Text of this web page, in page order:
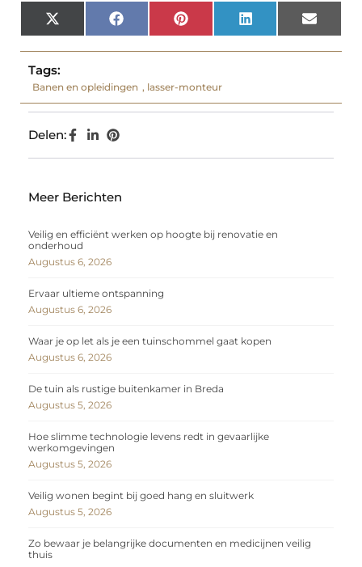
X
(Twitter)
Facebook Pinterest LinkedIn Email
Tags:
Banen en opleidingen , lasser-monteur
Delen:
Meer Berichten
Veilig en efficiënt werken op hoogte bij renovatie en
onderhoud
Augustus 6, 2026
Ervaar ultieme ontspanning
Augustus 6, 2026
Waar je op let als je een tuinschommel gaat kopen
Augustus 6, 2026
De tuin als rustige buitenkamer in Breda
Augustus 5, 2026
Hoe slimme technologie levens redt in gevaarlijke
werkomgevingen
Augustus 5, 2026
Veilig wonen begint bij goed hang en sluitwerk
Augustus 5, 2026
Zo bewaar je belangrijke documenten en medicijnen veilig
thuis